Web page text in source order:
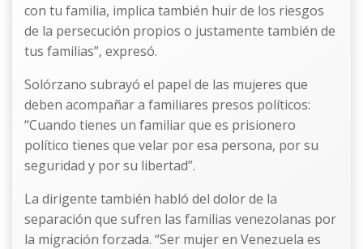
con tu familia, implica también huir de los riesgos
de la persecución propios o justamente también de
tus familias”, expresó.
Solórzano subrayó el papel de las mujeres que
deben acompañar a familiares presos políticos:
“Cuando tienes un familiar que es prisionero
político tienes que velar por esa persona, por su
seguridad y por su libertad”.
La dirigente también habló del dolor de la
separación que sufren las familias venezolanas por
la migración forzada. “Ser mujer en Venezuela es